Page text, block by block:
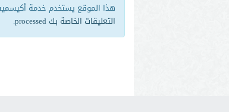
هذا الموقع يستخدم خدمة أكيسميت
التعليقات الخاصة بك processed
.